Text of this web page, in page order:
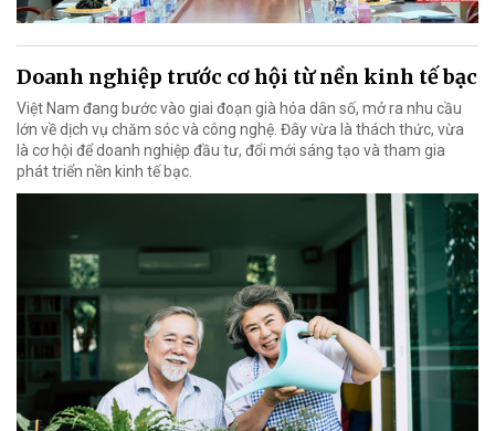
Doanh nghiệp trước cơ hội từ nền kinh tế bạc
Việt Nam đang bước vào giai đoạn già hóa dân số, mở ra nhu cầu
lớn về dịch vụ chăm sóc và công nghệ. Đây vừa là thách thức, vừa
là cơ hội để doanh nghiệp đầu tư, đổi mới sáng tạo và tham gia
phát triển nền kinh tế bạc.